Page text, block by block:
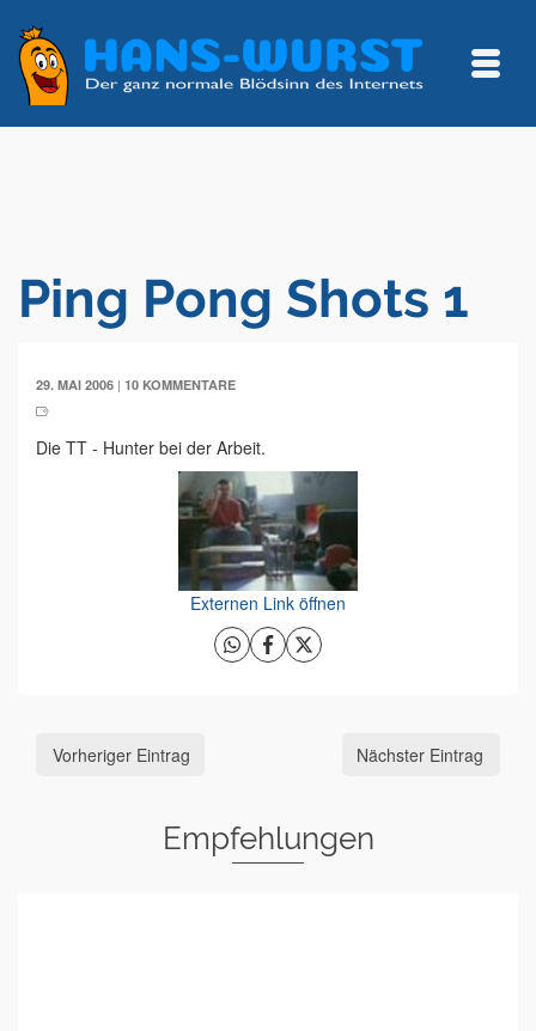
Ping Pong Shots 1
29. MAI 2006 | 10 KOMMENTARE
Die TT - Hunter bei der Arbeit.
Externen Link öffnen
Vorheriger Eintrag Nächster Eintrag
Empfehlungen